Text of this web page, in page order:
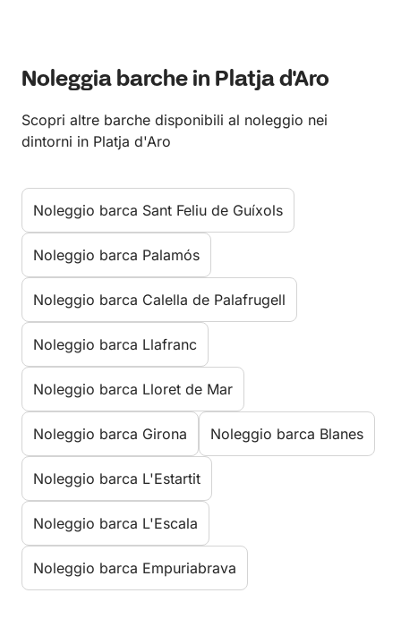
Noleggia barche in Platja d'Aro
Scopri altre barche disponibili al noleggio nei
dintorni in Platja d'Aro
Noleggio barca Sant Feliu de Guíxols
Noleggio barca Palamós
Noleggio barca Calella de Palafrugell
Noleggio barca Llafranc
Noleggio barca Lloret de Mar
Noleggio barca Girona Noleggio barca Blanes
Noleggio barca L'Estartit
Noleggio barca L'Escala
Noleggio barca Empuriabrava